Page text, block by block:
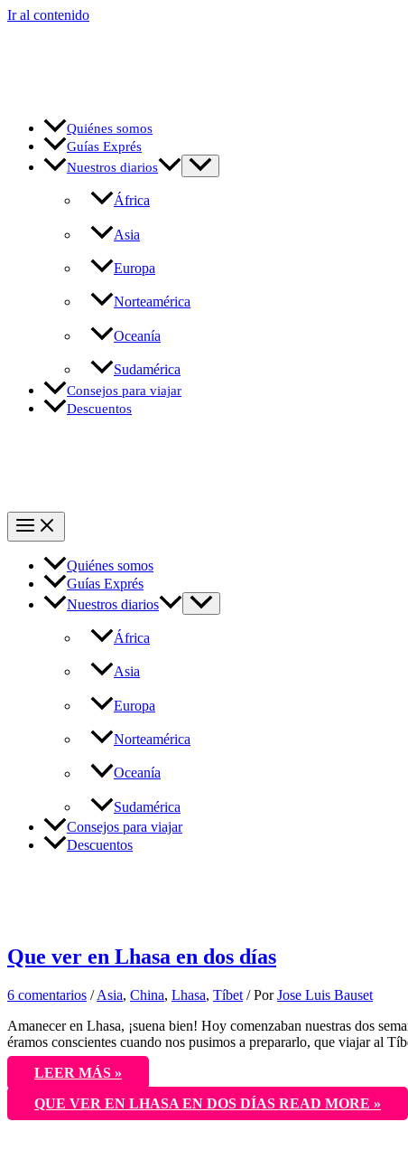
Ir al contenido
Quiénes somos
Guías Exprés
Nuestros diarios
África
Asia
Europa
Norteamérica
Oceanía
Sudamérica
Consejos para viajar
Descuentos
Quiénes somos
Guías Exprés
Nuestros diarios
África
Asia
Europa
Norteamérica
Oceanía
Sudamérica
Consejos para viajar
Descuentos
Que ver en Lhasa en dos días
6 comentarios /Asia, China, Lhasa, Tíbet / PorJose Luis Bauset
Amanecer en Lhasa, ¡suena bien! Hoy comenzaban nuestras dos
éramos conscientes cuando nos pusimos a prepararlo, que viajar al
LEER MÁS »
QUE VER EN LHASA EN DOS DÍAS READ MORE »